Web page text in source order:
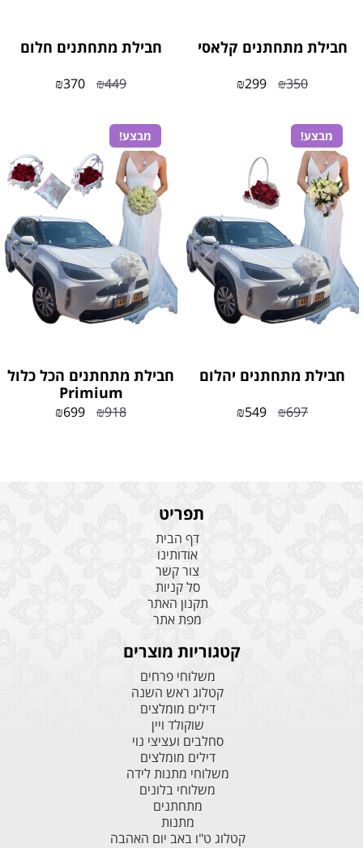
חבילת מתחתנים קלאסי
₪350
₪299
חבילת מתחתנים חלום
₪449
₪370
מבצע!
חבילת מתחתנים יהלום
₪697
₪549
מבצע!
חבילת מתחתנים הכל כלול
Primium
₪918
₪699
תפריט
דף הבית
אודותינו
צור קשר
סל קניות
תקנון האתר
מפת אתר
קטגוריות מוצרים
משלוחי פרחים
קטלוג ראש השנה
דילים מומלצים
שוקולד ויין
סחלבים ועציצי נוי
דילים מומלצים
משלוחי מתנות לידה
משלוחי בלונים
מתחתנים
מתנות
קטלוג ט"ו באב יום האהבה